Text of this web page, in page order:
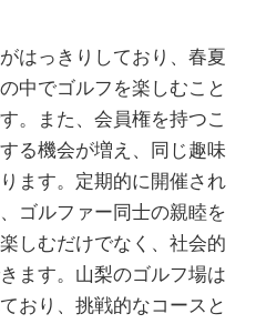
はっきりしており、春夏
中でゴルフを楽しむこと
。また、会員権を持つこ
る機会が増え、同じ趣味
ます。定期的に開催され
ゴルファー同士の親睦を
しむだけでなく、社会的
ます。山梨のゴルフ場は
おり、挑戦的なコースと